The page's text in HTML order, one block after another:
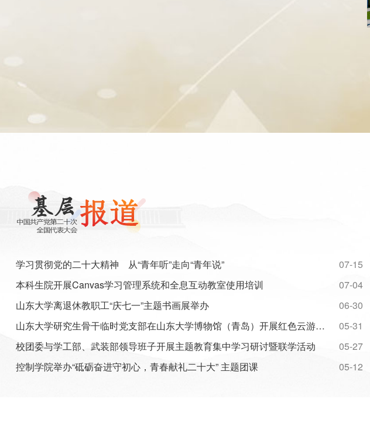
学习贯彻党的二十大精神 从“青年听”走向“青年说”
07-15
本科生院开展Canvas学习管理系统和全息互动教室使用培训
07-04
山东大学离退休教职工“庆七一”主题书画展举办
06-30
山东大学研究生骨干临时党支部在山东大学博物馆（青岛）开展红色云游览活动
05-31
校团委与学工部、武装部领导班子开展主题教育集中学习研讨暨联学活动
05-27
控制学院举办“砥砺奋进守初心，青春献礼二十大” 主题团课
05-12